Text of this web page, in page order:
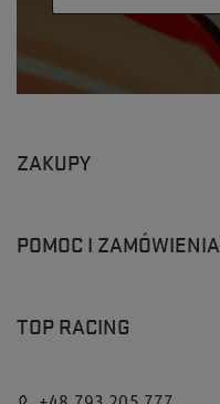
ZAKUPY
POMOC I ZAMÓWIENIA
TOP RACING